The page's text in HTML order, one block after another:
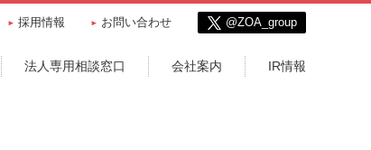
採用情報 お問い合わせ @ZOA_group
法人専用相談窓口 会社案内 IR情報